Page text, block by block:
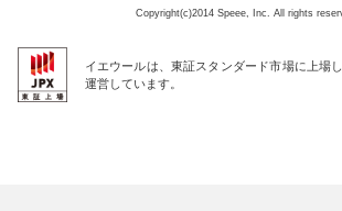
Copyright(c)2014 Speee, Inc. All rights
イエウールは、東証スタンダード市場に上場
運営しています。